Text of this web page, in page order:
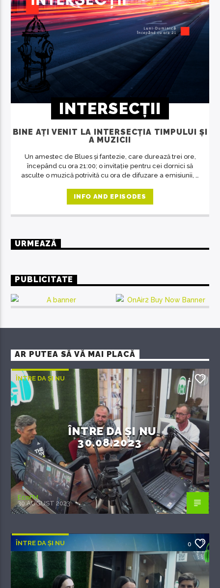
INTERSECȚII
BINE AȚI VENIT LA INTERSECȚIA TIMPULUI ȘI
A MUZICII
Un amestec de Blues și fantezie, care durează trei ore,
începând cu ora 21:00; o invitație pentru cei dornici să
asculte o muzică potrivită cu ora de difuzare a emisiunii, o
oameni în special. O emisiune unde răsună doar muzica
deosebită, care se adresează celor predispuși spre
filosofie, indiferent de vârstă.
INFO AND EPISODES
URMEAZĂ
PUBLICITATE
AR PUTEA SĂ VĂ MAI PLACĂ
ÎNTRE DA ȘI NU 1
ÎNTRE DA ȘI NU
30.08.2023
EcoFM
30 AUGUST 2023
ÎNTRE DA ȘI NU 0